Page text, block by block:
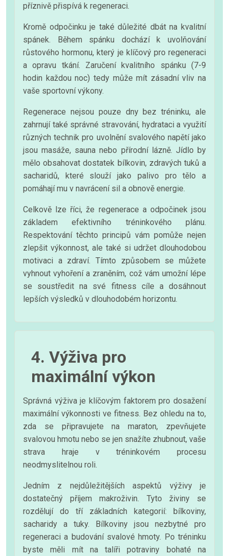
příznivě přispívá k regeneraci.
Kromě odpočinku je také důležité dbát na kvalitní
spánek. Během spánku dochází k uvolňování
růstového hormonu, který je klíčový pro regeneraci
a opravu tkání. Zaručení kvalitního spánku (7-9
hodin každou noc) tedy může mít zásadní vliv na
vaše sportovní výkony.
Regenerace nejsou pouze dny bez tréninku, ale
zahrnují také správné stravování, hydrataci a využití
různých technik pro uvolnění svalového napětí jako
jsou masáže, sauna nebo přírodní lázně. Jídlo by
mělo obsahovat dostatek bílkovin, zdravých tuků a
sacharidů, které slouží jako palivo pro tělo a
pomáhají mu v navrácení sil a obnově energie.
Celkově lze říci, že regenerace a odpočinek jsou
základem efektivního tréninkového plánu.
Respektování těchto principů vám pomůže nejen
zlepšit výkonnost, ale také si udržet dlouhodobou
motivaci a zdraví. Tímto způsobem se můžete
vyhnout vyhoření a zraněním, což vám umožní lépe
se soustředit na své fitness cíle a dosáhnout
lepších výsledků v dlouhodobém horizontu.
4. Výživa pro
maximální výkon
Správná výživa je klíčovým faktorem pro dosažení
maximální výkonnosti ve fitness. Bez ohledu na to,
zda se připravujete na maraton, zpevňujete
svalovou hmotu nebo se jen snažíte zhubnout, vaše
strava hraje v tréninkovém procesu
neodmyslitelnou roli.
Jedním z nejdůležitějších aspektů výživy je
dostatečný příjem makroživin. Tyto živiny se
rozdělují do tří základních kategorií: bílkoviny,
sacharidy a tuky. Bílkoviny jsou nezbytné pro
regeneraci a budování svalové hmoty. Po tréninku
byste měli mít na talíři potraviny bohaté na